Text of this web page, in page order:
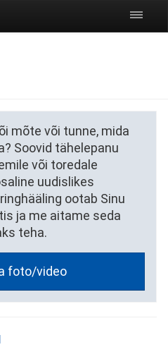
mõte või tunne, mida
Soovid tähelepanu
või toredale
uudislikes
ootab Sinu
ja me aitame seda
teha.
foto/video